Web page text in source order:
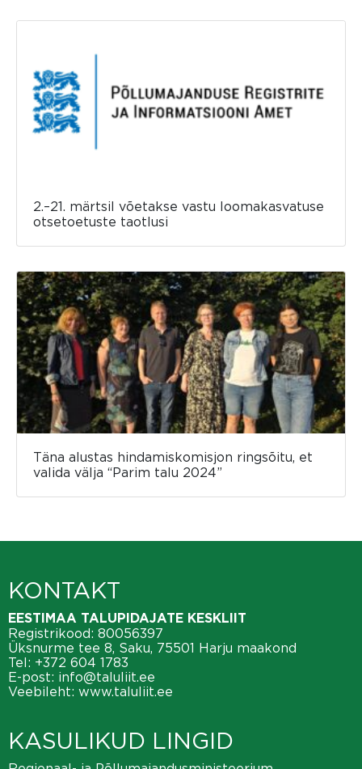
2.–21. märtsil võetakse vastu loomakasvatuse
otsetoetuste taotlusi
Täna alustas hindamiskomisjon ringsõitu, et
valida välja “Parim talu 2024”
KONTAKT
EESTIMAA TALUPIDAJATE KESKLIIT
Registrikood: 80056397
Üksnurme tee 8, Saku, 75501 Harju maakond
Tel: +372 604 1783
E-post: info@taluliit.ee
Veebileht: www.taluliit.ee
KASULIKUD LINGID